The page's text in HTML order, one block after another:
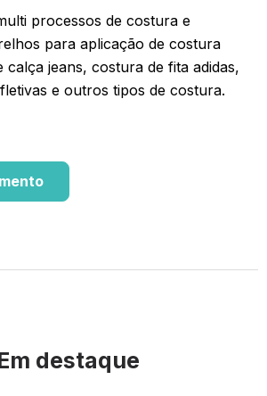
processos de costura e
para aplicação de costura
jeans, costura de fita adidas,
e outros tipos de costura.
destaque